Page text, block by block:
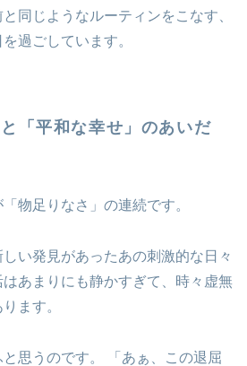
同じようなルーティンをこなす、
過ごしています。
と「平和な幸せ」のあいだ
物足りなさ」の連続です。
い発見があったあの刺激的な日々
あまりにも静かすぎて、時々虚無
ます。
思うのです。 「あぁ、この退屈